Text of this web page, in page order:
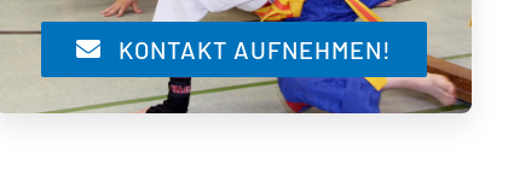
KONTAKT AUFNEHMEN!